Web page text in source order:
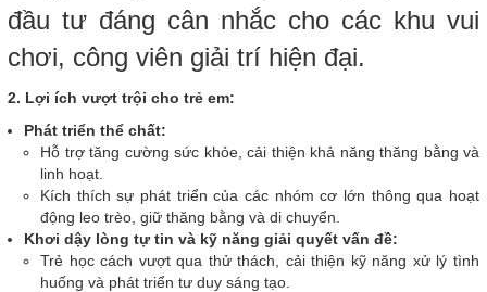
đầu tư đáng cân nhắc cho các khu vui
chơi, công viên giải trí hiện đại.
2. Lợi ích vượt trội cho trẻ em:
Phát triển thể chất:
Hỗ trợ tăng cường sức khỏe, cải thiện khả năng thăng bằng và
linh hoạt.
Kích thích sự phát triển của các nhóm cơ lớn thông qua hoạt
động leo trèo, giữ thăng bằng và di chuyển.
Khơi dậy lòng tự tin và kỹ năng giải quyết vấn đề:
Trẻ học cách vượt qua thử thách, cải thiện kỹ năng xử lý tình
huống và phát triển tư duy sáng tạo.